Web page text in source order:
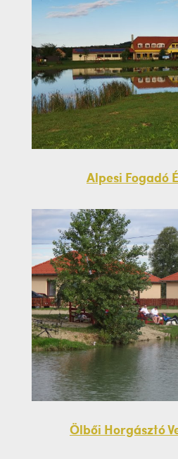
Alpesi Fogadó
Ölbői Horgásztó